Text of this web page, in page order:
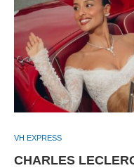
VH EXPRESS
CHARLES